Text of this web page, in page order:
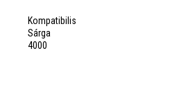
Kompatibilis
Sárga
4000